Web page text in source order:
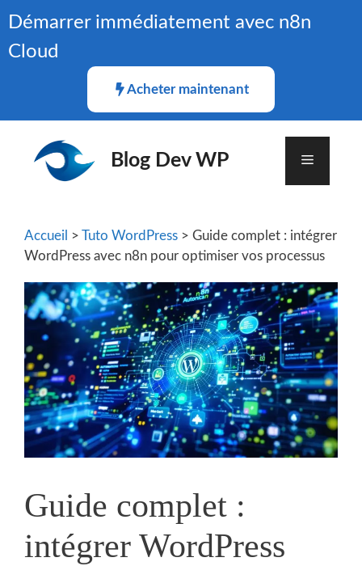
au
contenu
Démarrer immédiatement avec n8n
Cloud
Acheter maintenant
Blog Dev WP Menu
Accueil > Tuto WordPress > Guide complet : intégrer
WordPress avec n8n pour optimiser vos processus
Guide complet :
intégrer WordPress